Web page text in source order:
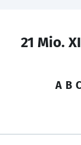
21 Mio.
A B C